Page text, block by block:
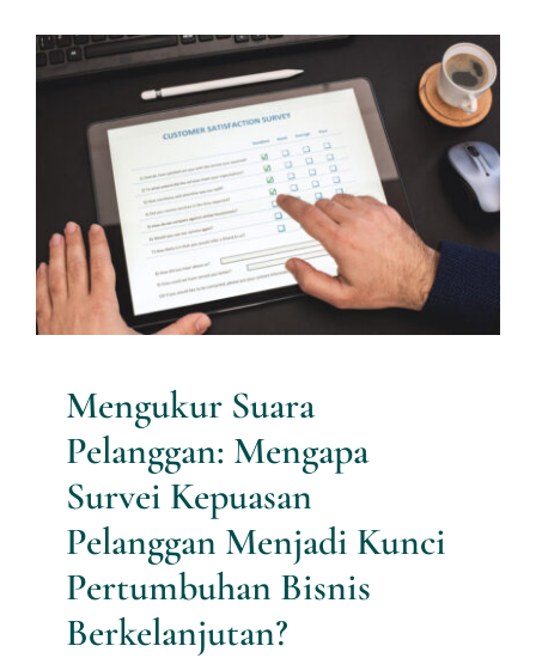
Contact us
Download
Mengukur Suara Pelanggan:
Mengapa Survei Kepuasan
Pelanggan Menjadi Kunci
Pertumbuhan Bisnis
Berkelanjutan?
Artikel Riset
Mengukur Suara
Pelanggan: Mengapa
Survei Kepuasan
Pelanggan Menjadi Kunci
Pertumbuhan Bisnis
Berkelanjutan?